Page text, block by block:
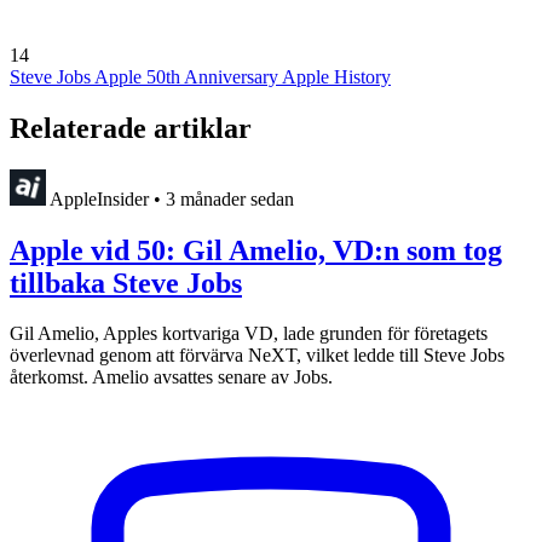
14
Steve Jobs Apple 50th Anniversary Apple History
Relaterade artiklar
AppleInsider • 3 månader sedan
Apple vid 50: Gil Amelio, VD:n som tog
tillbaka Steve Jobs
Gil Amelio, Apples kortvariga VD, lade grunden för företagets
överlevnad genom att förvärva NeXT, vilket ledde till Steve Jobs
återkomst. Amelio avsattes senare av Jobs.